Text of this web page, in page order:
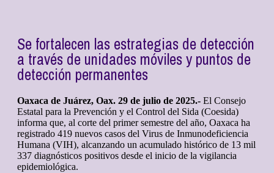
Se fortalecen las estrategias de detección
a través de unidades móviles y puntos de
detección permanentes
Oaxaca de Juárez, Oax. 29 de julio de 2025.- El Consejo
Estatal para la Prevención y el Control del Sida (Coesida)
informa que, al corte del primer semestre del año, Oaxaca ha
registrado 419 nuevos casos del Virus de Inmunodeficiencia
Humana (VIH), alcanzando un acumulado histórico de 13 mil
337 diagnósticos positivos desde el inicio de la vigilancia
epidemiológica.